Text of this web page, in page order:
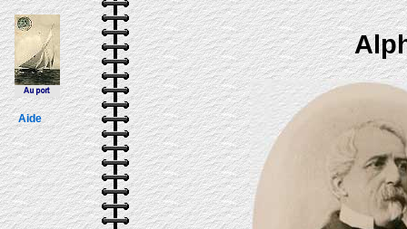
Aide